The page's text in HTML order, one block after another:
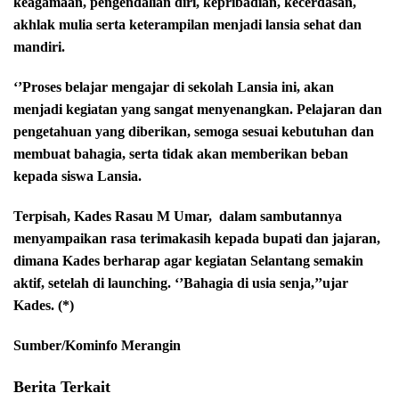
akhlak mulia serta keterampilan menjadi lansia sehat dan
mandiri.
‘’Proses belajar mengajar di sekolah Lansia ini, akan
menjadi kegiatan yang sangat menyenangkan. Pelajaran dan
pengetahuan yang diberikan, semoga sesuai kebutuhan dan
membuat bahagia, serta tidak akan memberikan beban
kepada siswa Lansia.
Terpisah, Kades Rasau M Umar, dalam sambutannya
menyampaikan rasa terimakasih kepada bupati dan jajaran,
dimana Kades berharap agar kegiatan Selantang semakin
aktif, setelah di launching. ‘’Bahagia di usia senja,’’ujar
Kades. (*)
Sumber/Kominfo Merangin
Berita Terkait